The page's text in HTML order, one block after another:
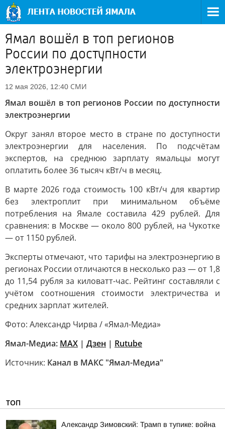
Ямал вошёл в топ регионов
России по доступности
электроэнергии
12 мая 2026, 12:40 СМИ
Ямал вошёл в топ регионов России по доступности
электроэнергии
Округ занял второе место в стране по доступности
электроэнергии для населения. По подсчётам
экспертов, на среднюю зарплату ямальцы могут
оплатить более 36 тысяч кВт/ч в месяц.
В марте 2026 года стоимость 100 кВт/ч для квартир
без электроплит при минимальном объёме
потребления на Ямале составила 429 рублей. Для
сравнения: в Москве — около 800 рублей, на Чукотке
— от 1150 рублей.
Эксперты отмечают, что тарифы на электроэнергию в
регионах России отличаются в несколько раз — от 1,8
до 11,54 рубля за киловатт-час. Рейтинг составляли с
учётом соотношения стоимости электричества и
средних зарплат жителей.
Фото: Александр Чирва / «Ямал-Медиа»
Ямал-Медиа: MAX | Дзен | Rutube
Источник: Канал в МАКС "Ямал-Медиа"
ТОП
Александр Зимовский: Трамп в тупике: война